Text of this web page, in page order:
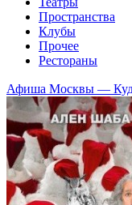
Пространства
Клубы
Прочее
Рестораны
Афиша Москвы —